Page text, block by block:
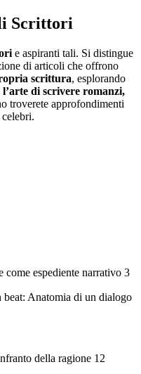
Scrittori
e aspiranti tali. Si distingue
di articoli che offrono
scrittura, esplorando
di scrivere romanzi,
troverete approfondimenti
espediente narrativo 3
Anatomia di un dialogo
della ragione 12